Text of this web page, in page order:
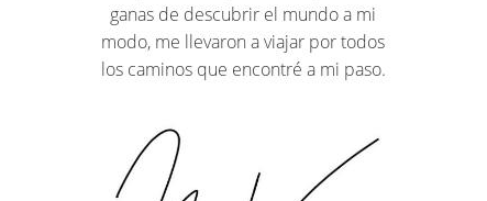
ganas de descubrir el mundo a mi
modo, me llevaron a viajar por todos
los caminos que encontré a mi paso.